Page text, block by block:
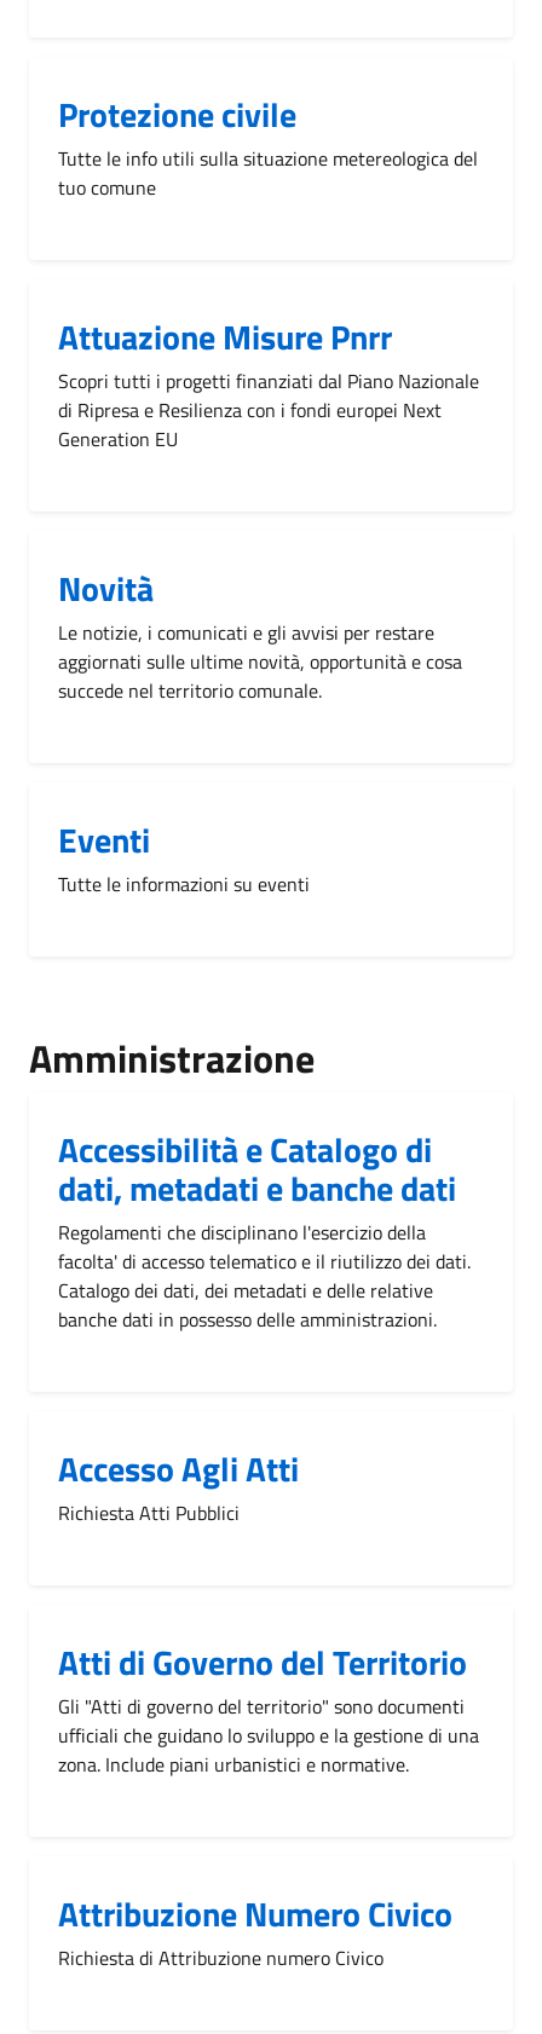
Protezione civile
Tutte le info utili sulla situazione metereologica del
tuo comune
Attuazione Misure Pnrr
Scopri tutti i progetti finanziati dal Piano Nazionale
di Ripresa e Resilienza con i fondi europei Next
Generation EU
Novità
Le notizie, i comunicati e gli avvisi per restare
aggiornati sulle ultime novità, opportunità e cosa
succede nel territorio comunale.
Eventi
Tutte le informazioni su eventi
Amministrazione
Accessibilità e Catalogo di
dati, metadati e banche dati
Regolamenti che disciplinano l'esercizio della
facolta' di accesso telematico e il riutilizzo dei dati.
Catalogo dei dati, dei metadati e delle relative
banche dati in possesso delle amministrazioni.
Accesso Agli Atti
Richiesta Atti Pubblici
Atti di Governo del Territorio
Gli "Atti di governo del territorio" sono documenti
ufficiali che guidano lo sviluppo e la gestione di una
zona. Include piani urbanistici e normative.
Attribuzione Numero Civico
Richiesta di Attribuzione numero Civico